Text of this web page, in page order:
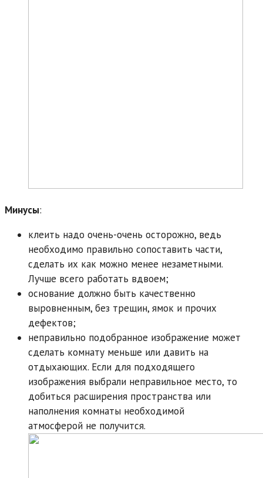
Минусы:
клеить надо очень-очень осторожно, ведь
необходимо правильно сопоставить части,
сделать их как можно менее незаметными.
Лучше всего работать вдвоем;
основание должно быть качественно
выровненным, без трещин, ямок и прочих
дефектов;
неправильно подобранное изображение может
сделать комнату меньше или давить на
отдыхающих. Если для подходящего
изображения выбрали неправильное место, то
добиться расширения пространства или
наполнения комнаты необходимой
атмосферой не получится.